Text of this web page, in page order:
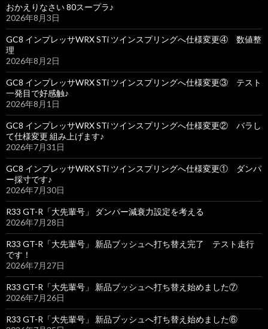
おかえりなさい 80スープラ♪
2026年8月3日
GC8 インプレッサWRX STi ツインスプリングへ仕様変更④ 数値整
理
2026年8月2日
GC8 インプレッサWRX STi ツインスプリングへ仕様変更③ テスト
一発目で好感触♪
2026年8月1日
GC8 インプレッサWRX STi ツインスプリングへ仕様変更② バラし
て仕様変更 組み上げます♪
2026年7月31日
GC8 インプレッサWRX STi ツインスプリングへ仕様変更① ダンパ
ー採寸です♪
2026年7月30日
R33 GT-R「大先輩号」 ダンパー減衰力設定を考える
2026年7月28日
R33 GT-R「大先輩号」 新品ブッシュへ打ち替え完了 テスト走行
です！
2026年7月27日
R33 GT-R「大先輩号」 新品ブッシュへ打ち替え始めました⑦
2026年7月26日
R33 GT-R「大先輩号」 新品ブッシュへ打ち替え始めました⑥